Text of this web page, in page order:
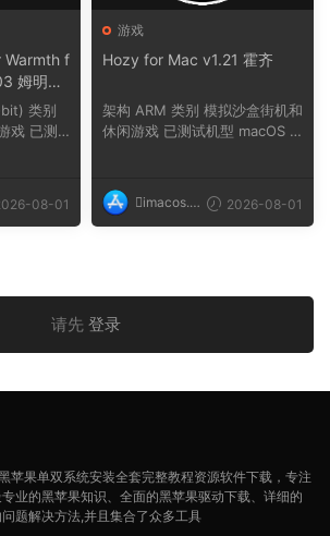
Warmth f
姆明冬
类别
戏 已测
08-01
游戏
Hozy for Mac v1.21 霍齐
架构 ARM 类别 模拟沙盒街机和
休闲游戏 已测试机型 macOS T
imacos.t
op
2026-08-01
请先 登录
果单双系统安装全套完整教程资源软件下载，专注
业的黑苹果知识、全面的黑苹果驱动下载、详细的
题解决方法,并且集合了众多工具